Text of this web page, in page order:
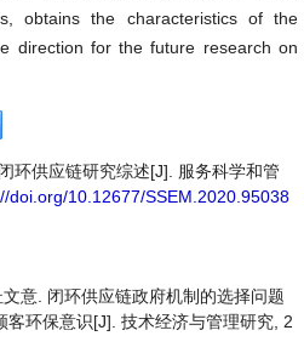
obtains the characteristics of the
direction for the future research on
环供应链研究综述[J]. 服务科学和管
doi.org/10.12677/SSEM.2020.95038
意. 闭环供应链政府机制的选择问题
环保意识[J]. 技术经济与管理研究, 2